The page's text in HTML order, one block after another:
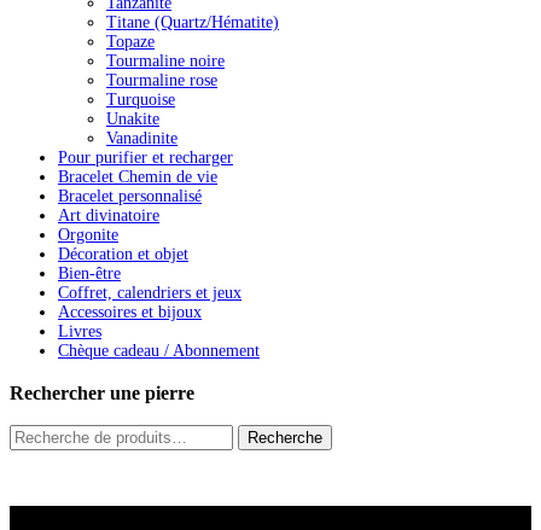
Titane (Quartz/Hématite)
Topaze
Tourmaline noire
Tourmaline rose
Turquoise
Unakite
Vanadinite
Pour purifier et recharger
Bracelet Chemin de vie
Bracelet personnalisé
Art divinatoire
Orgonite
Décoration et objet
Bien-être
Coffret, calendriers et jeux
Accessoires et bijoux
Livres
Chèque cadeau / Abonnement
Rechercher une pierre
Recherche
pour :
Recherche